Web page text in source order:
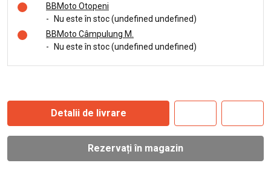
BBMoto Otopeni
-
Nu este în stoc (undefined undefined)
BBMoto Câmpulung M.
-
Nu este în stoc (undefined undefined)
Detalii de livrare
Rezervați în magazin